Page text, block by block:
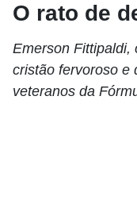
O rato de
Emerson Fittipaldi,
cristão fervoroso e
veteranos da